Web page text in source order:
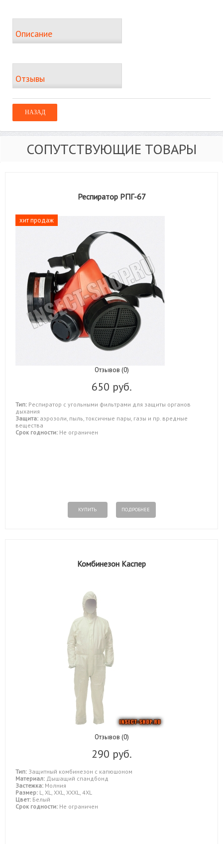
Описание
Отзывы
СОПУТСТВУЮЩИЕ ТОВАРЫ
Респиратор РПГ-67
хит продаж
Отзывов (0)
650 руб.
Тип: Респиратор с угольными фильтрами для защиты органов
дыхания
Защита: аэрозоли, пыль, токсичные пары, газы и пр. вредные
вещества
Срок годности: Не ограничен
КУПИТЬ ПОДРОБНЕЕ
Комбинезон Каспер
Отзывов (0)
290 руб.
Тип: Защитный комбинезон с капюшоном
Материал: Дышащий спандбонд
Застежка: Молния
Размер: L, XL, XXL, XXXL, 4XL
Цвет: Белый
Срок годности: Не ограничен